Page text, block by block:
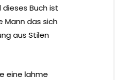
Buch ist
Mann das sich
aus Stilen
eine lahme